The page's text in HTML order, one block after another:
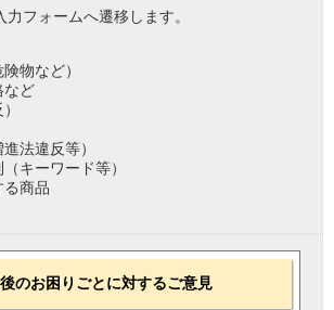
力フォームへ遷移します。
物など）
など
法違反等）
キーワード等）
る商品
のお困りごとに対するご意見